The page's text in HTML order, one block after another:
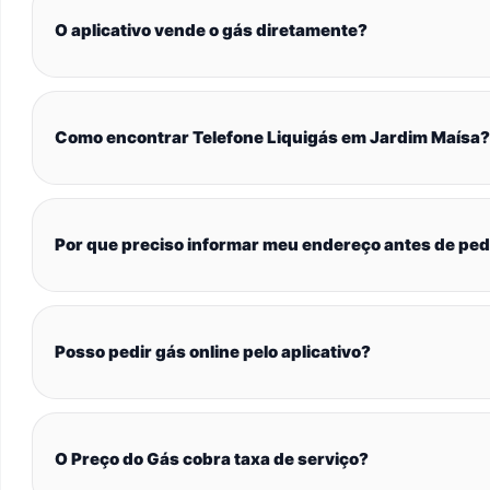
O aplicativo vende o gás diretamente?
Como encontrar Telefone Liquigás em Jardim Maísa?
Por que preciso informar meu endereço antes de
Posso pedir gás online pelo aplicativo?
O Preço do Gás cobra taxa de serviço?